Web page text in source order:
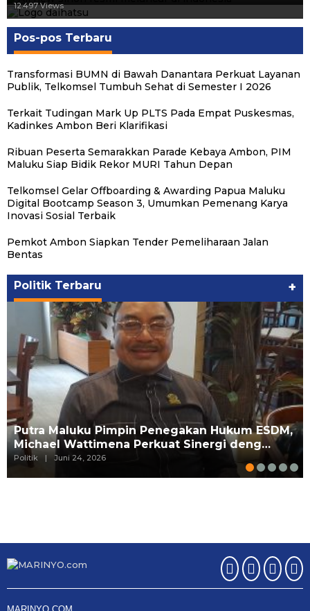
12.497 Views
Pos-pos Terbaru
Transformasi BUMN di Bawah Danantara Perkuat Layanan
Publik, Telkomsel Tumbuh Sehat di Semester I 2026
Terkait Tudingan Mark Up PLTS Pada Empat Puskesmas,
Kadinkes Ambon Beri Klarifikasi
Ribuan Peserta Semarakkan Parade Kebaya Ambon, PIM
Maluku Siap Bidik Rekor MURI Tahun Depan
Telkomsel Gelar Offboarding & Awarding Papua Maluku
Digital Bootcamp Season 3, Umumkan Pemenang Karya
Inovasi Sosial Terbaik
Pemkot Ambon Siapkan Tender Pemeliharaan Jalan
Bentas
Politik Terbaru +
Michael Wattimena : Blok Masela Mulai
Politik | Juni 24, 2026
Putra Maluku Pimpin Penegakan Hukum ESDM,
Michael Wattimena Perkuat Sinergi deng…
Politik | Juni 24, 2026